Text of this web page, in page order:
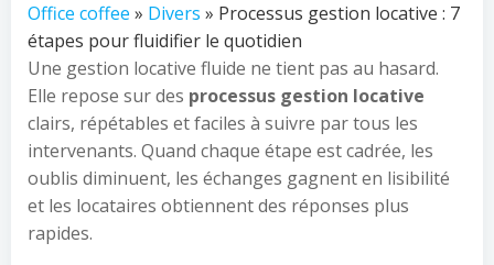
Office coffee » Divers » Processus gestion locative : 7
étapes pour fluidifier le quotidien
Une gestion locative fluide ne tient pas au hasard.
Elle repose sur des processus gestion locative
clairs, répétables et faciles à suivre par tous les
intervenants. Quand chaque étape est cadrée, les
oublis diminuent, les échanges gagnent en lisibilité
et les locataires obtiennent des réponses plus
rapides.